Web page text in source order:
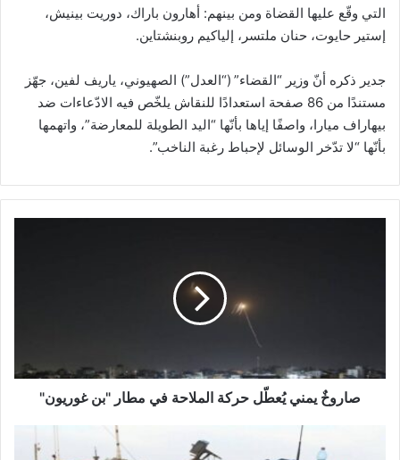
التي وقّع عليها القضاة ومن بينهم: أهارون باراك، دوريت بينيش،
إستير حايوت، حنان ملتسر، إلياكيم روبنشتاين.
جدير ذكره أنّ وزير “القضاء” (“العدل”) الصهيوني، ياريف لفين، جهّز
مستندًا من 86 صفحة استعدادًا للنقاش يلخّص فيه الادّعاءات ضد
بيهاراف ميارا، واصفًا إياها بأنّها “اليد الطويلة للمعارضة”، واتهمها
بأنّها “لا تدّخر الوسائل لإحباط رغبة الناخب”.
ي
صاروخٌ يمني يُعطّل حركة الملاحة في مطار "بن غوريون"